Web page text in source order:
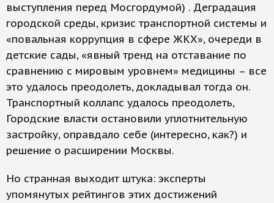
выступления перед Мосгордумой) . Деградация
городской среды, кризис транспортной системы и
«повальная коррупция в сфере ЖКХ», очереди в
детские сады, «явный тренд на отставание по
сравнению с мировым уровнем» медицины – все
это удалось преодолеть, докладывал тогда он.
Транспортный коллапс удалось преодолеть,
Городские власти остановили уплотнительную
застройку, оправдало себе (интересно, как?) и
решение о расширении Москвы.
Но странная выходит штука: эксперты
упомянутых рейтингов этих достижений